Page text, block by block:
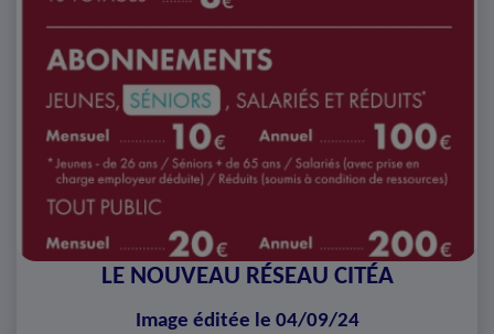
LE NOUVEAU RÉSEAU CITÉA
Image éditée le 04/09/24